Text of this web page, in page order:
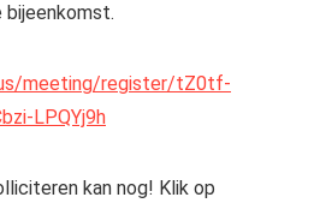
bijeenkomst.
meeting/register/tZ0tf-
LPQYj9h
kan nog! Klik op